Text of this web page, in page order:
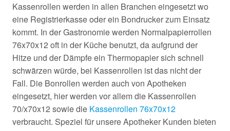
Kassenrollen werden in allen Branchen eingesetzt wo
eine Registrierkasse oder ein Bondrucker zum Einsatz
kommt. In der Gastronomie werden Normalpapierrollen
76x70x12 oft in der Küche benutzt, da aufgrund der
Hitze und der Dämpfe ein Thermopapier sich schnell
schwärzen würde, bei Kassenrollen ist das nicht der
Fall. Die Bonrollen werden auch von Apotheken
eingesetzt, hier werden vor allem die Kassenrollen
70/x70x12 sowie die Kassenrollen 76x70x12
verbraucht. Speziel für unsere Apotheker Kunden bieten